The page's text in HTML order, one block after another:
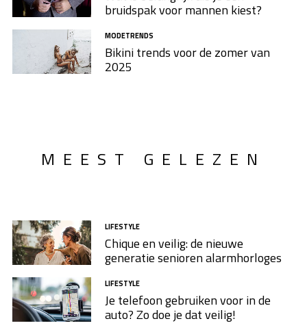
bruidspak voor mannen kiest?
MODETRENDS
Bikini trends voor de zomer van
2025
MEEST GELEZEN
LIFESTYLE
Chique en veilig: de nieuwe
generatie senioren alarmhorloges
LIFESTYLE
Je telefoon gebruiken voor in de
auto? Zo doe je dat veilig!